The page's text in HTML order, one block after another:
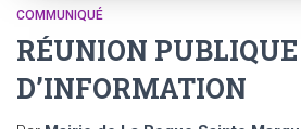
COMMUNIQUÉ
RÉUNION PUBLIQUE
D’INFORMATION